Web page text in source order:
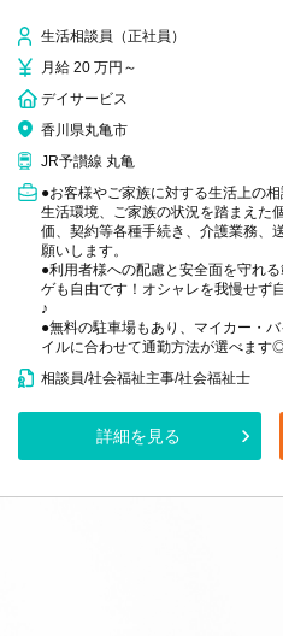
生活相談員（正社員）
月給 20 万円～
デイサービス
香川県丸亀市
JR予讃線 丸亀
●お客様やご家族に対する生活上の
生活環境、ご家族の状況を踏まえた
価、契約等各種手続き、介護業務、
願いします。
●利用者様への配慮と安全面を守れ
ゲも自由です！オシャレを我慢せず
♪
●無料の駐車場もあり、マイカー・
イルに合わせて通勤方法が選べます
相談員/社会福祉主事/社会福祉士
詳細を見る